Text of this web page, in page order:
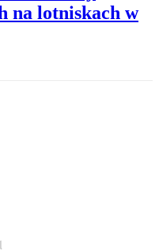
na lotniskach w